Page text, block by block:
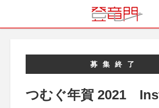
募集終了
つむぐ年賀 2021